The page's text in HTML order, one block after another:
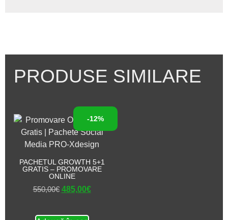
PRODUSE SIMILARE
-12%
PACHETUL GROWTH 5+1
GRATIS – PROMOVARE
ONLINE
550,00€ 485,00€